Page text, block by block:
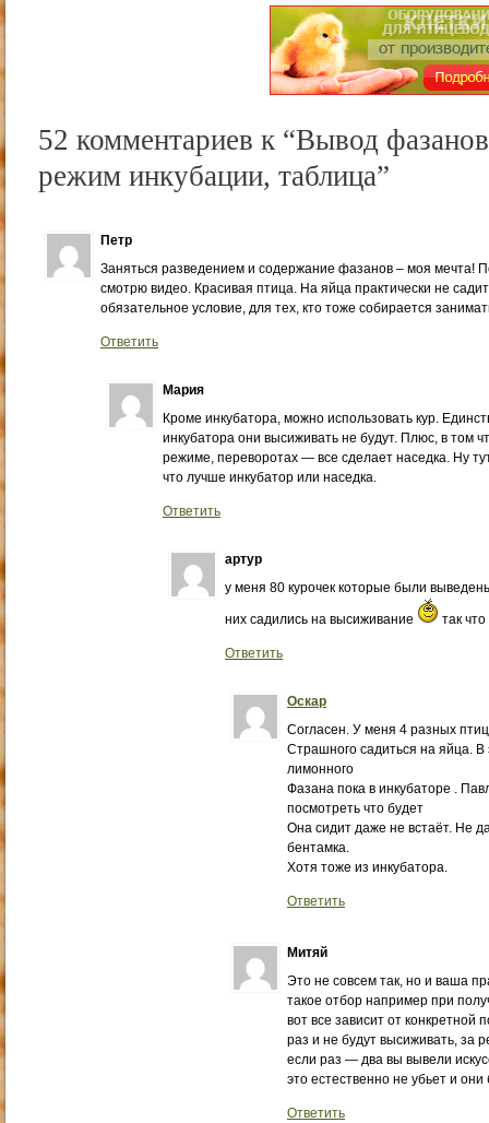
52 комментариев к “Вывод
режим инкубации, таблица”
Петр
Заняться разведением и содержание фазанов – моя мечта!
смотрю видео. Красивая птица. На яйца практически не
обязательное условие, для тех, кто тоже собирается
Ответить
Мария
Кроме инкубатора, можно использовать кур.
инкубатора они высиживать не будут. Плюс, в том
режиме, переворотах — все сделает наседка. Ну
что лучше инкубатор или наседка.
Ответить
артур
у меня 80 курочек которые были
них садились на высиживание так
Ответить
Оскар
Согласен. У меня 4 разных
Страшного садиться на яйца. В
лимонного
Фазана пока в инкубаторе .
посмотреть что будет
Она сидит даже не встаёт. Не
бентамка.
Хотя тоже из инкубатора.
Ответить
Митяй
Это не совсем так, но и ваша
такое отбор например при
вот все зависит от
раз и не будут высиживать, за
если раз — два вы вывели
это естественно не убьет и
Ответить